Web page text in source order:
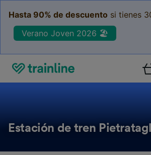
Hasta 90% de descuento si tienes
Verano Joven 2026 🏖️
Estación de tren